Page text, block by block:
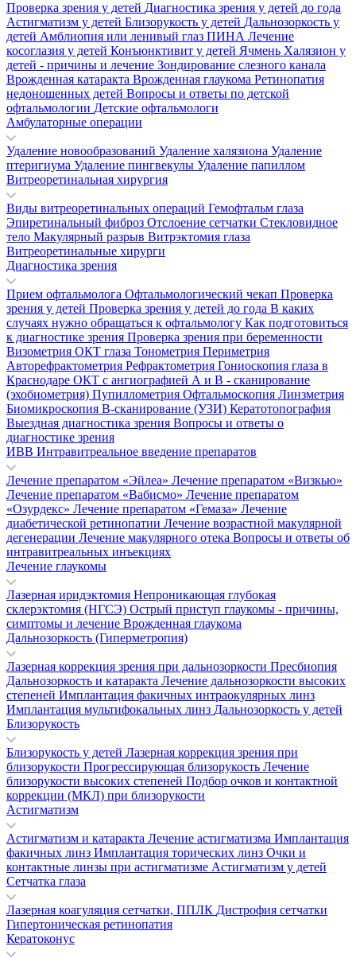
Проверка зрения у детей Диагностика зрения у детей до года
Астигматизм у детей Близорукость у детей Дальнозоркость у
детей Амблиопия или ленивый глаз ПИНА Лечение
косоглазия у детей Конъюнктивит у детей Ячмень Халязион у
детей - причины и лечение Зондирование слезного канала
Врожденная катаракта Врожденная глаукома Ретинопатия
недоношенных детей Вопросы и ответы по детской
офтальмологии Детские офтальмологи
Амбулаторные операции
Удаление новообразований Удаление халязиона Удаление
птеригиума Удаление пингвекулы Удаление папиллом
Витреоретинальная хирургия
Виды витреоретинальных операций Гемофтальм глаза
Эпиретинальный фиброз Отслоение сетчатки Стекловидное
тело Макулярный разрыв Витрэктомия глаза
Витреоретинальные хирурги
Диагностика зрения
Прием офтальмолога Офтальмологический чекап Проверка
зрения у детей Проверка зрения у детей до года В каких
случаях нужно обращаться к офтальмологу Как подготовиться
к диагностике зрения Проверка зрения при беременности
Визометрия ОКТ глаза Тонометрия Периметрия
Авторефрактометрия Рефрактометрия Гониоскопия глаза в
Краснодаре ОКТ с ангиографией А и В - сканирование
(эхобиометрия) Пупиллометрия Офтальмоскопия Линзметрия
Биомикроскопия В-сканирование (УЗИ) Кератотопография
Выездная диагностика зрения Вопросы и ответы о
диагностике зрения
ИВВ Интравитреальное введение препаратов
Лечение препаратом «Эйлеа» Лечение препаратом «Визкью»
Лечение препаратом «Вабисмо» Лечение препаратом
«Озурдекс» Лечение препаратом «Гемаза» Лечение
диабетической ретинопатии Лечение возрастной макулярной
дегенерации Лечение макулярного отека Вопросы и ответы об
интравитреальных инъекциях
Лечение глаукомы
Лазерная иридэктомия Непроникающая глубокая
склерэктомия (НГСЭ) Острый приступ глаукомы - причины,
симптомы и лечение Врожденная глаукома
Дальнозоркость (Гиперметропия)
Лазерная коррекция зрения при дальнозоркости Пресбиопия
Дальнозоркость и катаракта Лечение дальнозоркости высоких
степеней Имплантация факичных интраокулярных линз
Имплантация мультифокальных линз Дальнозоркость у детей
Близорукость
Близорукость у детей Лазерная коррекция зрения при
близорукости Прогрессирующая близорукость Лечение
близорукости высоких степеней Подбор очков и контактной
коррекции (МКЛ) при близорукости
Астигматизм
Астигматизм и катаракта Лечение астигматизма Имплантация
факичных линз Имплантация торических линз Очки и
контактные линзы при астигматизме Астигматизм у детей
Сетчатка глаза
Лазерная коагуляция сетчатки, ППЛК Дистрофия сетчатки
Гипертоническая ретинопатия
Кератоконус